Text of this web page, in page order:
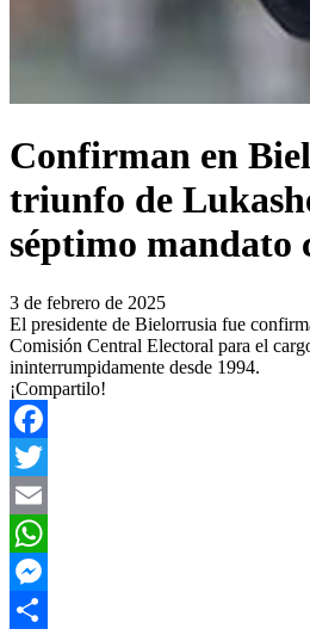
Confirman en
triunfo de
séptimo mandato
3 de febrero de 2025
El presidente de Bielorrusia fue
Comisión Central Electoral para el
ininterrumpidamente desde 1994.
¡Compartilo!
Facebook
Twitter
Email
WhatsApp
Messenger